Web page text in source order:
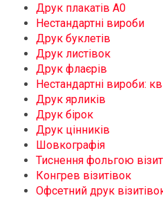
Друк плакатів А0
Нестандартні вироби
Друк буклетів
Друк листівок
Друк флаєрів
Нестандартні вироби:
Друк ярликів
Друк бірок
Друк цінників
Шовкографія
Тиснення фольгою
Конгрев візитівок
Офсетний друк